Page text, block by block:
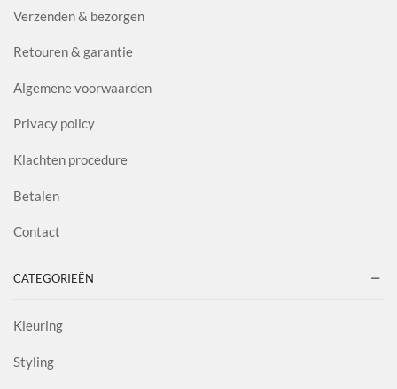
Verzenden & bezorgen
Retouren & garantie
Algemene voorwaarden
Privacy policy
Klachten procedure
Betalen
Contact
CATEGORIEËN
Kleuring
Styling